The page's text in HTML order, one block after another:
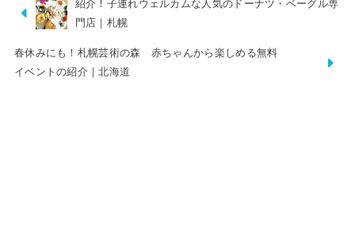
紹介！子連れウェルカムな人気のドーナツ・ベーグル専
門店｜札幌
春休みにも！札幌芸術の森 赤ちゃんから楽しめる無料
イベントの紹介｜北海道